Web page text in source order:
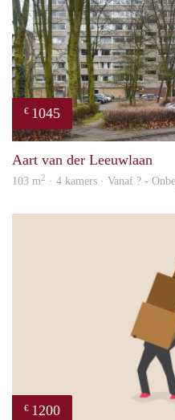
€ 1045
Aart van der Leeuwlaan
103 m2 · 4 kamers · Vanaf ? -
€ 1200